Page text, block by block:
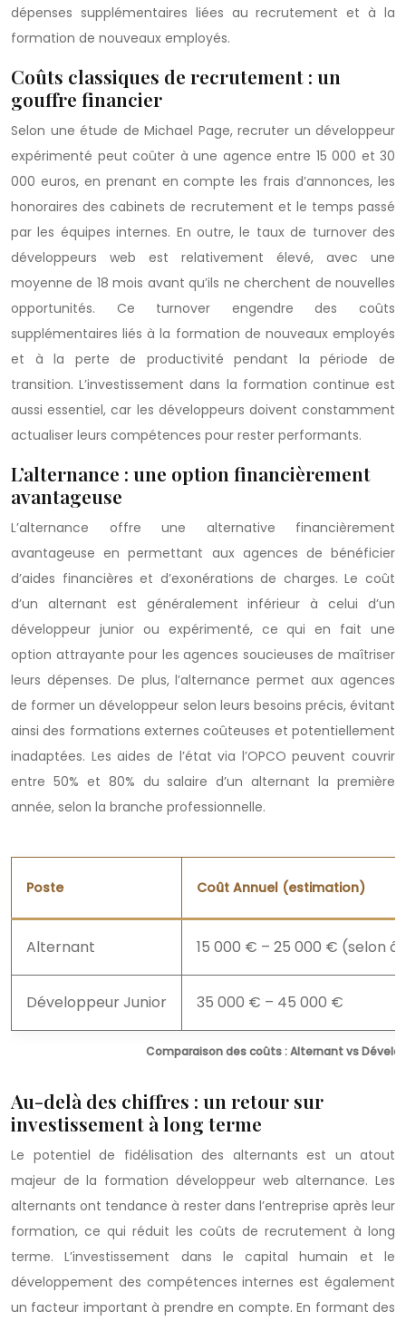
dépenses supplémentaires liées au recrutement et à la
formation de nouveaux employés.
Coûts classiques de recrutement : un
gouffre financier
Selon une étude de Michael Page, recruter un développeur
expérimenté peut coûter à une agence entre 15 000 et 30
000 euros, en prenant en compte les frais d’annonces, les
honoraires des cabinets de recrutement et le temps passé
par les équipes internes. En outre, le taux de turnover des
développeurs web est relativement élevé, avec une
moyenne de 18 mois avant qu’ils ne cherchent de nouvelles
opportunités. Ce turnover engendre des coûts
supplémentaires liés à la formation de nouveaux employés
et à la perte de productivité pendant la période de
transition. L’investissement dans la formation continue est
aussi essentiel, car les développeurs doivent constamment
actualiser leurs compétences pour rester performants.
L’alternance : une option financièrement
avantageuse
L’alternance offre une alternative financièrement
avantageuse en permettant aux agences de bénéficier
d’aides financières et d’exonérations de charges. Le coût
d’un alternant est généralement inférieur à celui d’un
développeur junior ou expérimenté, ce qui en fait une
option attrayante pour les agences soucieuses de maîtriser
leurs dépenses. De plus, l’alternance permet aux agences
de former un développeur selon leurs besoins précis, évitant
ainsi des formations externes coûteuses et potentiellement
inadaptées. Les aides de l’état via l’OPCO peuvent couvrir
entre 50% et 80% du salaire d’un alternant la première
année, selon la branche professionnelle.
Comparaison des coûts : Alternant vs
Poste Coût Annuel (estimation)
Alternant 15 000 € – 25 000 € (selon
Développeur Junior 35 000 € – 45 000 €
Au-delà des chiffres : un retour sur
investissement à long terme
Le potentiel de fidélisation des alternants est un atout
majeur de la formation développeur web alternance. Les
alternants ont tendance à rester dans l’entreprise après leur
formation, ce qui réduit les coûts de recrutement à long
terme. L’investissement dans le capital humain et le
développement des compétences internes est également
un facteur important à prendre en compte. En formant des